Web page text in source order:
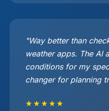
"Way better than
weather apps. The AI
conditions for my
changer for planning
★★★★★